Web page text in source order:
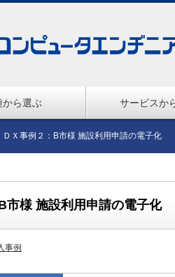
から選ぶ サービスか
ＤＸ事例２：B市様 施設利用申請の電子化
市様 施設利用申請の電子化
事例